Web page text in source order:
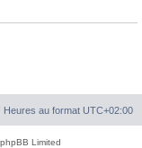
Heures au format UTC+02:00
Limited